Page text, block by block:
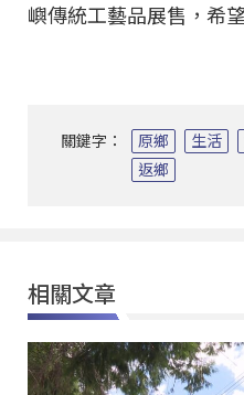
嶼傳統工藝品展售，希
關鍵字： 原鄉 生活
返鄉
相關文章